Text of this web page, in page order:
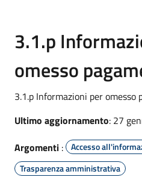
3.1.p
omesso
3.1.p Informazioni per omesso
Ultimo aggiornamento: 27
Argomenti : Accesso
Trasparenza amministrativa